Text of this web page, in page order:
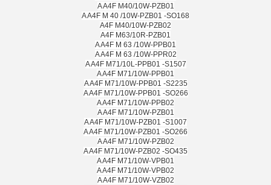
A A4F M40/10W-PZB01
A A4F M 40 /10W-PZB01 -SO168
A4F M40/10W-PZB02
A4F M63/10R-PZB01
A A4F M 63 /10W-PPB01
A A4F M 63 /10W-PPR02
A A4F M71/10L-PPB01 -S1507
A A4F M71/10W-PPB01
A A4F M71/10W-PPB01 -S2235
A A4F M71/10W-PPB01 -SO266
A A4F M71/10W-PPB02
A A4F M71/10W-PZB01
A A4F M71/10W-PZB01 -S1007
A A4F M71/10W-PZB01 -SO266
A A4F M71/10W-PZB02
A A4F M71/10W-PZB02 -SO435
A A4F M71/10W-VPB01
A A4F M71/10W-VPB02
A A4F M71/10W-VZB02